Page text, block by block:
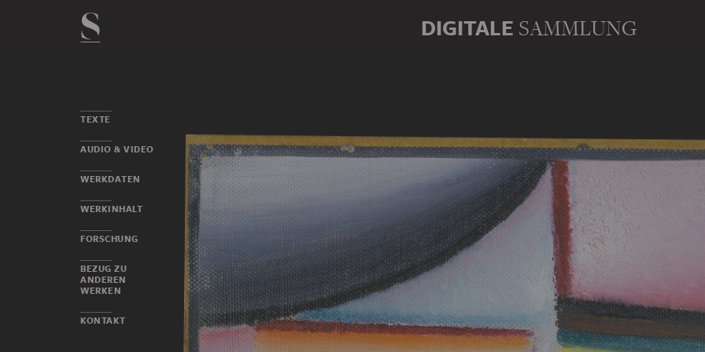
DIGITALE SAMMLUNG
TEXTE
AUDIO & VIDEO
WERKDATEN
WERKINHALT
FORSCHUNG
BEZUG ZU
ANDEREN
WERKEN
KONTAKT